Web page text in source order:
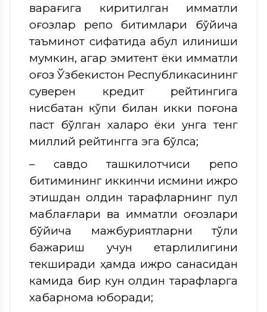
варағига киритилган қимматли
қоғозлар репо битимлари бўйича
таъминот сифатида қабул қилиниши
мумкин, агар эмитент ёки қимматли
қоғоз Ўзбекистон Республикасининг
суверен кредит рейтингига
нисбатан кўпи билан икки поғона
паст бўлган халқаро ёки унга тенг
миллий рейтингга эга бўлса;
– савдо ташкилотчиси репо
битимининг иккинчи қисмини ижро
этишдан олдин тарафларнинг пул
маблағлари ва қимматли қоғозлари
бўйича мажбуриятларни тўлиқ
бажариш учун етарлилигини
текширади ҳамда ижро санасидан
камида бир кун олдин тарафларга
хабарнома юборади;